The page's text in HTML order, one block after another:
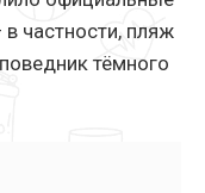
частности, пляж
тёмного